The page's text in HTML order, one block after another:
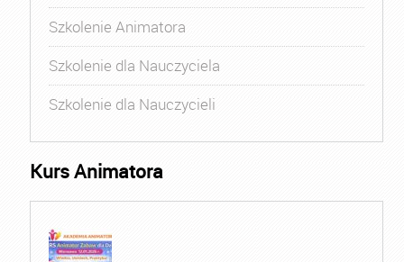
Szkolenie Animatora
Szkolenie dla Nauczyciela
Szkolenie dla Nauczycieli
Kurs Animatora